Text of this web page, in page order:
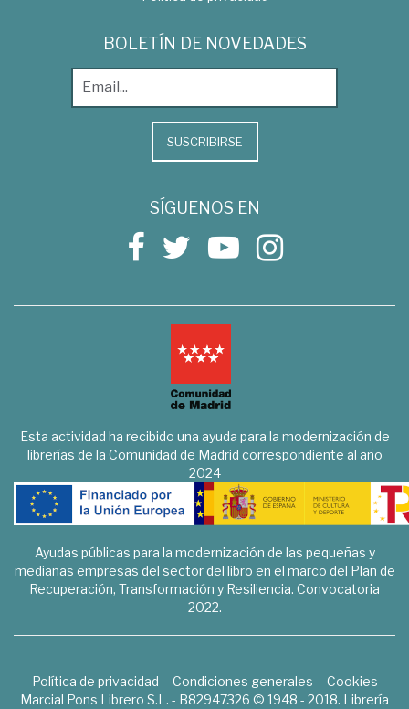
BOLETÍN DE NOVEDADES
SUSCRIBIRSE
SÍGUENOS EN
Esta actividad ha recibido una ayuda para la modernización de
librerías de la Comunidad de Madrid correspondiente al año
2024
Ayudas públicas para la modernización de las pequeñas y
medianas empresas del sector del libro en el marco del Plan de
Recuperación, Transformación y Resiliencia. Convocatoria
2022.
Política de privacidad Condiciones generales
Cookies
Marcial Pons Librero S.L. - B82947326 © 1948 - 2018. Librería